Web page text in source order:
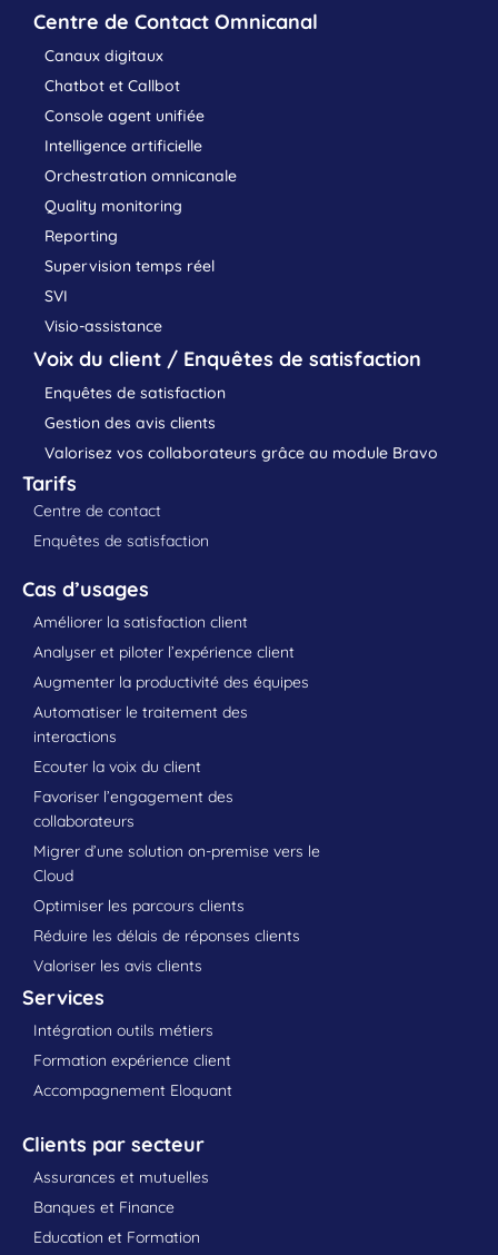
Centre de Contact Omnicanal
Canaux digitaux
Chatbot et Callbot
Console agent unifiée
Intelligence artificielle
Orchestration omnicanale
Quality monitoring
Reporting
Supervision temps réel
SVI
Visio-assistance
Voix du client / Enquêtes de satisfaction
Enquêtes de satisfaction
Gestion des avis clients
Valorisez vos collaborateurs grâce au module Bravo
Tarifs
Centre de contact
Enquêtes de satisfaction
Cas d’usages
Améliorer la satisfaction client
Analyser et piloter l’expérience client
Augmenter la productivité des équipes
Automatiser le traitement des
interactions
Ecouter la voix du client
Favoriser l’engagement des
collaborateurs
Migrer d’une solution on-premise vers le
Cloud
Optimiser les parcours clients
Réduire les délais de réponses clients
Valoriser les avis clients
Services
Intégration outils métiers
Formation expérience client
Accompagnement Eloquant
Clients par secteur
Assurances et mutuelles
Banques et Finance
Education et Formation